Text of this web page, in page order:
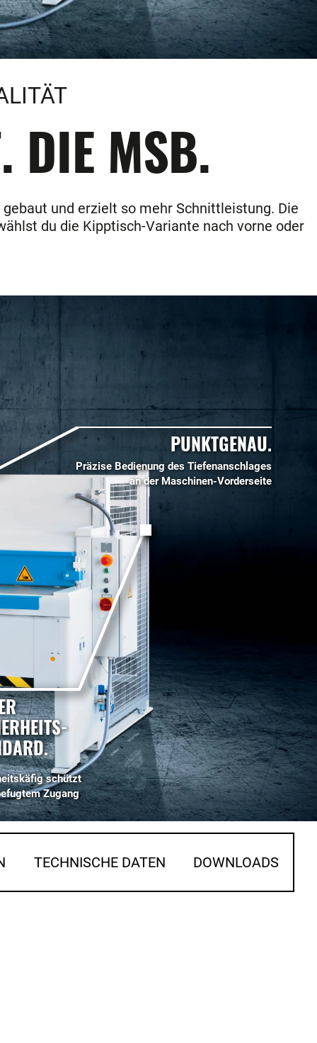
DIE MSB.
und erzielt so mehr Schnittleistung. Die
du die Kipptisch-Variante nach vorne oder
PUNKTGENAU.
Präzise Bedienung des Tiefenanschlages
an der Maschinen-Vorderseite
schützt
Zugang
TECHNISCHE DATEN DOWNLOADS